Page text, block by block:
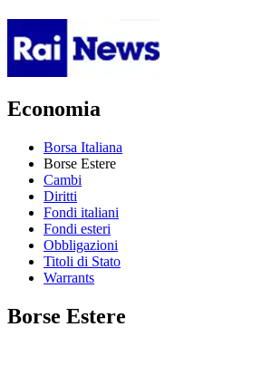
Economia
Borsa Italiana
Borse Estere
Cambi
Diritti
Fondi italiani
Fondi esteri
Obbligazioni
Titoli di Stato
Warrants
Borse Estere